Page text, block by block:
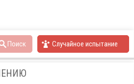
Поиск Случайное испытание